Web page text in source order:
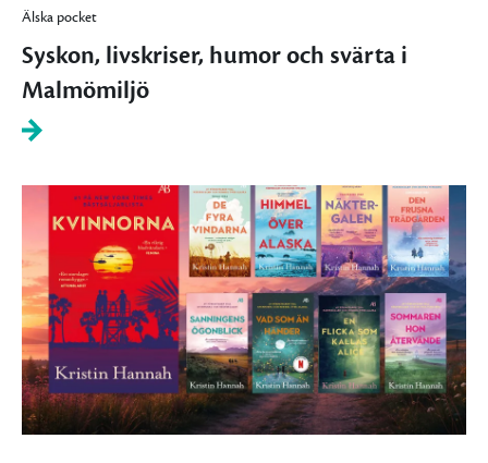
Älska pocket
Syskon, livskriser, humor och svärta i
Malmömiljö